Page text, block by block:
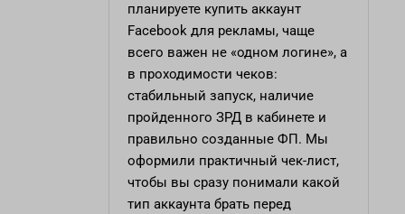
планируете купить аккаунт
Facebook для рекламы, чаще
всего важен не «одном логине», а
в проходимости чеков:
стабильный запуск, наличие
пройденного ЗРД в кабинете и
правильно созданные ФП. Мы
оформили практичный чек-лист,
чтобы вы сразу понимали какой
тип аккаунта брать перед